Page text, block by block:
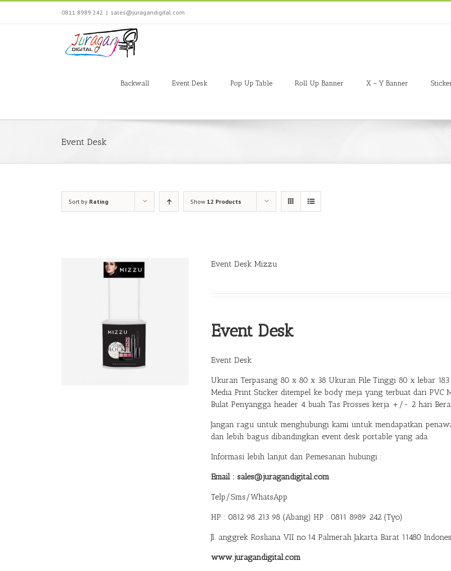
Skip
content
0811 8989 242 | sales@juragandigital.com
Backwall
Event Desk Pop Up Table Roll Up Banner X – Y Banner
Event Desk
Sort by Rating Show 12 Products
Event Desk Mizzu
Event Desk
Event Desk
Ukuran Terpasang 80 x 80 x 38 Ukuran File Tinggi 80 x lebar
Media Print Sticker ditempel ke body meja yang terbuat dari PVC
Bulat Penyangga header 4 buah Tas Prosses kerja +/- 2 hari
Jangan ragu untuk menghubungi kami untuk mendapatkan
dan lebih bagus dibandingkan event desk portable yang ada.
Informasi lebih lanjut dan Pemesanan hubungi :
Email : sales@juragandigital.com
Telp/Sms/WhatsApp
HP : 0812 98 213 98 (Abang) HP : 0811 8989 242 (Tyo)
Jl. anggrek Rosliana VII no.14 Palmerah Jakarta Barat 11480
www.juragandigital.com